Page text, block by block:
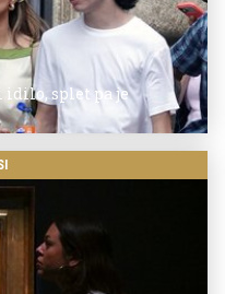
idilo, splet pa je